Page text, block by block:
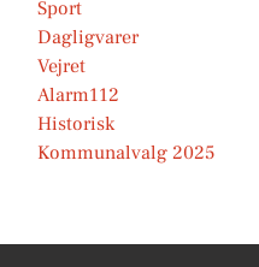
Sport
Dagligvarer
Vejret
Alarm112
Historisk
Kommunalvalg 2025